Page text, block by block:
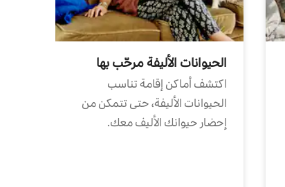
الحيوانات الأليفة مرحّب بها
اكتشف أماكن إقامة تناسب
الحيوانات الأليفة، حتى تتمكن من
إحضار حيوانك الأليف معك.